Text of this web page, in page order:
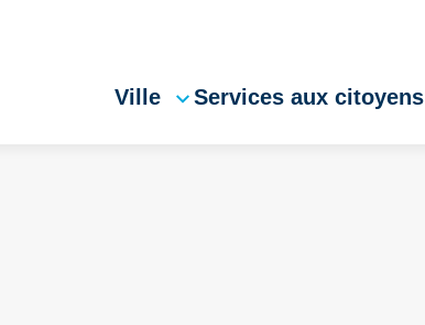
Ville Services aux citoyens